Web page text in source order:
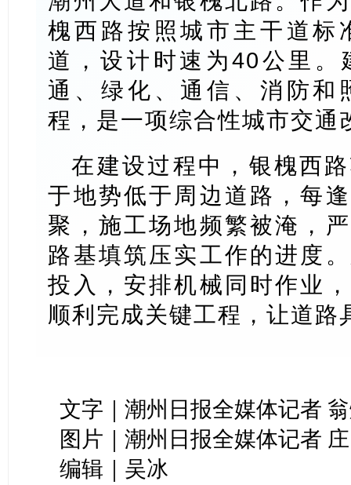
槐西路按照城市主干道标
道，设计时速为40公里。
通、绿化、通信、消防和
程，是一项综合性城市交通
在建设过程中，银槐西
于地势低于周边道路，每
聚，施工场地频繁被淹，
路基填筑压实工作的进度
投入，安排机械同时作业
顺利完成关键工程，让道路
文字｜潮州日报全媒体记者
图片｜潮州日报全媒体记者
编辑｜吴冰